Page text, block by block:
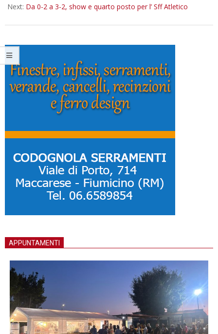
Next: Da 0-2 a 3-2, show e quarto posto per l’ Sff Atletico
APPUNTAMENTI